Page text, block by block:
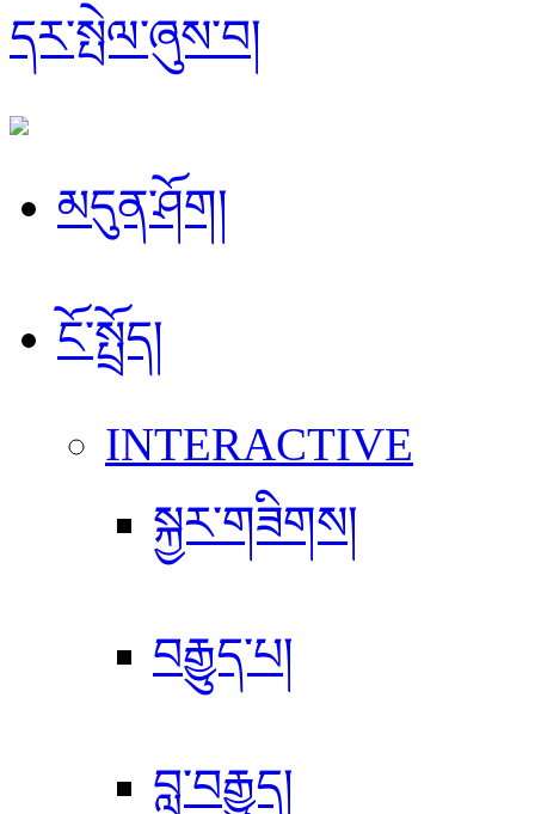
མདུན་ཤོག།
ངོ་སྤྲོད།
INTERACTIVE
སྐྱར་གཟིགས།
བརྒྱུད་པ།
བླ་བརྒྱུད།